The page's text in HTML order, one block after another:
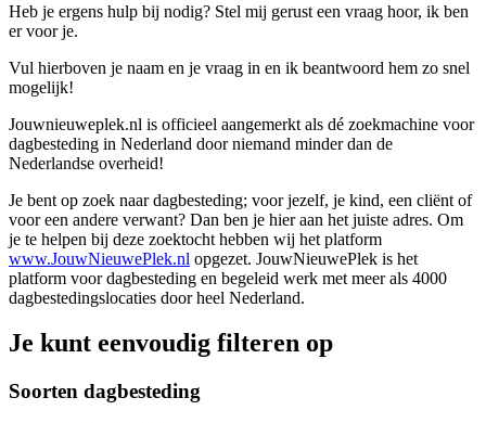
Heb je ergens hulp bij nodig? Stel mij gerust een vraag hoor, ik ben
er voor je.
Vul hierboven je naam en je vraag in en ik beantwoord hem zo snel
mogelijk!
Jouwnieuweplek.nl is officieel aangemerkt als dé zoekmachine voor
dagbesteding in Nederland door niemand minder dan de
Nederlandse overheid!
Je bent op zoek naar dagbesteding; voor jezelf, je kind, een cliënt of
voor een andere verwant? Dan ben je hier aan het juiste adres. Om
je te helpen bij deze zoektocht hebben wij het platform
www.JouwNieuwePlek.nl opgezet. JouwNieuwePlek is het
platform voor dagbesteding en begeleid werk met meer als 4000
dagbestedingslocaties door heel Nederland.
Je kunt eenvoudig filteren op
Soorten dagbesteding